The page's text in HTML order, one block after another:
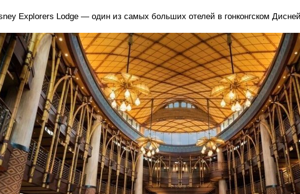
Explorers Lodge ― один из самых больших отелей в гонконгском